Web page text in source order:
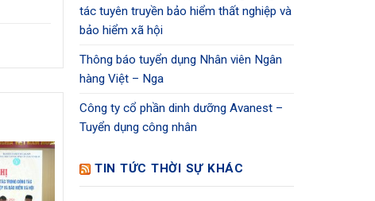
tác tuyên truyền bảo hiểm thất nghiệp và
bảo hiểm xã hội
Thông báo tuyển dụng Nhân viên Ngân
hàng Việt – Nga
Công ty cổ phần dinh dưỡng Avanest –
Tuyển dụng công nhân
TIN TỨC THỜI SỰ KHÁC